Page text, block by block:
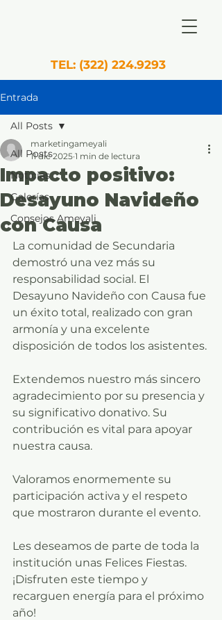
TEL: (322) 224.9293
Entrada
All Posts
Noticias
Galerías
Consejos Ameyali
All Posts
Impacto positivo:
Desayuno Navideño
con Causa
marketingameyali
11 dic 2025 1 min de lectura
La comunidad de Secundaria
demostró una vez más su
responsabilidad social. El
Desayuno Navideño con Causa fue
un éxito total, realizado con gran
armonía y una excelente
disposición de todos los asistentes.
Extendemos nuestro más sincero
agradecimiento por su presencia y
su significativo donativo. Su
contribución es vital para apoyar
nuestra causa.
Valoramos enormemente su
participación activa y el respeto
que mostraron durante el evento.
Les deseamos de parte de toda la
institución unas Felices Fiestas.
¡Disfruten este tiempo y
recarguen energía para el próximo
año!